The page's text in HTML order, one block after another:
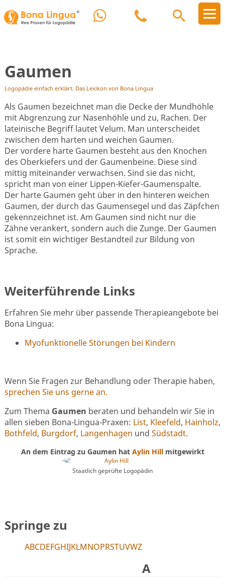
Gaumen
Logopädie einfach erklärt. Das Lexikon von Bona Lingua
Als Gaumen bezeichnet man die Decke der Mundhöhle
mit Abgrenzung zur Nasenhöhle und zu, Rachen. Der
lateinische Begriff lautet Velum. Man unterscheidet
zwischen dem harten und weichen Gaumen.
Der vordere harte Gaumen besteht aus den Knochen
des Oberkiefers und der Gaumenbeine. Diese sind
mittig miteinander verwachsen. Sind sie das nicht,
spricht man von einer Lippen-Kiefer-Gaumenspalte.
Der harte Gaumen geht über in den hinteren weichen
Gaumen, der durch das Gaumensegel und das Zäpfchen
gekennzeichnet ist. Am Gaumen sind nicht nur die
Zähne verankert, sondern auch die Zunge. Der Gaumen
ist somit ein wichtiger Bestandteil zur Bildung von
Sprache.
Weiterführende Links
Erfahren Sie mehr über passende Therapieangebote bei
Bona Lingua:
Myofunktionelle Störungen bei Kindern
Wenn Sie Fragen zur Behandlung oder Therapie haben,
sprechen Sie uns gerne an.
Zum Thema Gaumen beraten und behandeln wir Sie in
allen sieben Bona-Lingua-Praxen: List, Kleefeld, Hainholz,
Bothfeld, Burgdorf, Langenhagen und Südstadt.
An dem Eintrag zu Gaumen hat Aylin Hillmitgewirkt
Staatlich geprüfte Logopädin
Springe zu
ABCDEFGHIJKLMNOPRSTUVWZ
A